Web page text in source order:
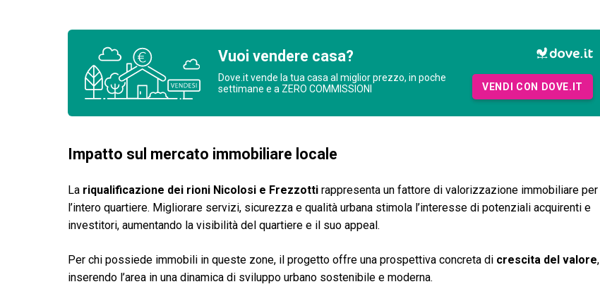
Vuoi vendere casa?
Dove.it vende la tua casa al miglior prezzo, in poche
settimane e a ZERO COMMISSIONI
VENDI CON DOVE.IT
Impatto sul mercato immobiliare locale
La riqualificazione dei rioni Nicolosi e Frezzotti rappresenta un fattore di valorizzazione immobiliare per
l’intero quartiere. Migliorare servizi, sicurezza e qualità urbana stimola l’interesse di potenziali acquirenti e
investitori, aumentando la visibilità del quartiere e il suo appeal.
Per chi possiede immobili in queste zone, il progetto offre una prospettiva concreta di crescita del valore,
inserendo l’area in una dinamica di sviluppo urbano sostenibile e moderna.